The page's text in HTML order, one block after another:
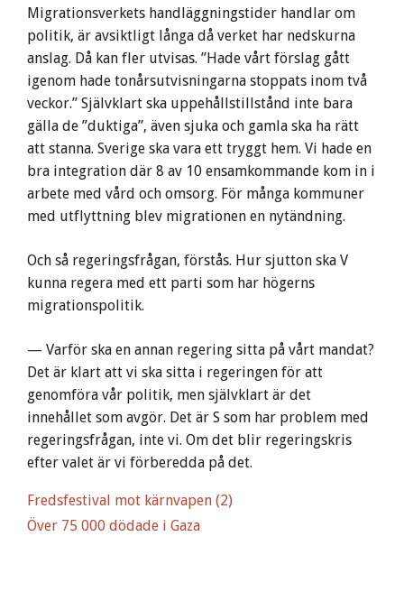
Migrationsverkets handläggningstider handlar om
politik, är avsiktligt långa då verket har nedskurna
anslag. Då kan fler utvisas. ”Hade vårt förslag gått
igenom hade tonårsutvisningarna stoppats inom två
veckor.” Självklart ska uppehållstillstånd inte bara
gälla de ”duktiga”, även sjuka och gamla ska ha rätt
att stanna. Sverige ska vara ett tryggt hem. Vi hade en
bra integration där 8 av 10 ensamkommande kom in i
arbete med vård och omsorg. För många kommuner
med utflyttning blev migrationen en nytändning.
Och så regeringsfrågan, förstås. Hur sjutton ska V
kunna regera med ett parti som har högerns
migrationspolitik.
— Varför ska en annan regering sitta på vårt mandat?
Det är klart att vi ska sitta i regeringen för att
genomföra vår politik, men självklart är det
innehållet som avgör. Det är S som har problem med
regeringsfrågan, inte vi. Om det blir regeringskris
efter valet är vi förberedda på det.
Fredsfestival mot kärnvapen (2)
Över 75 000 dödade i Gaza